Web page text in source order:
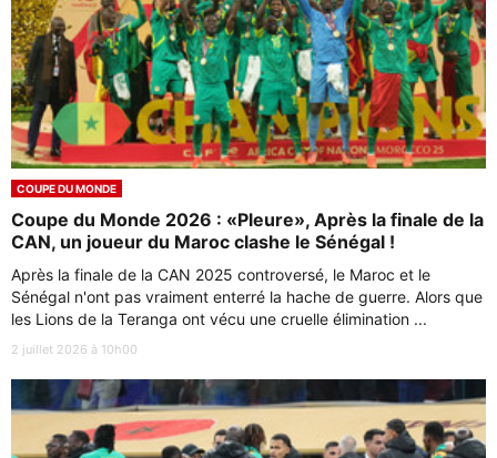
COUPE DU MONDE
Coupe du Monde 2026 : «Pleure», Après la finale de la
CAN, un joueur du Maroc clashe le Sénégal !
Après la finale de la CAN 2025 controversé, le Maroc et le
Sénégal n'ont pas vraiment enterré la hache de guerre. Alors que
les Lions de la Teranga ont vécu une cruelle élimination ...
2 juillet 2026 à 10h00